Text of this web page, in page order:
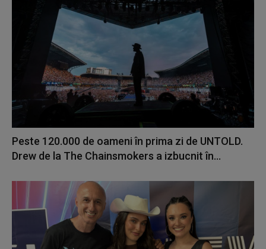
Peste 120.000 de oameni în prima zi de UNTOLD.
Drew de la The Chainsmokers a izbucnit în...